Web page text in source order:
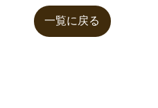
一覧に戻る